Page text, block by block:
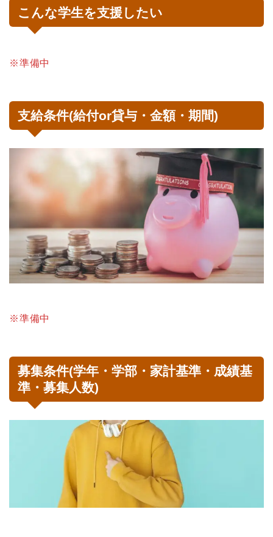
こんな学生を支援したい
※準備中
支給条件(給付or貸与・金額・期間)
※準備中
募集条件(学年・学部・家計基準・成績基
準・募集人数)